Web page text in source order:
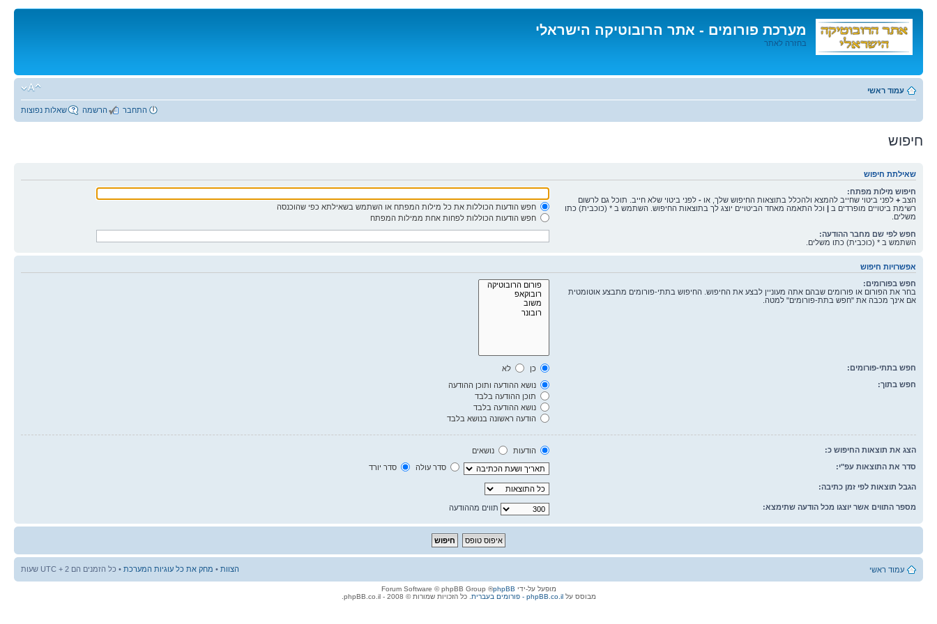
מערכת פורומים - אתר הרובוטיקה הישראלי
בחזרה לאתר
לתוכן
עמוד ראשי
שאלות נפוצות הרשמה התחבר
חיפוש
שאילתת חיפוש
חיפוש מילות מפתח:
הצב + לפני ביטוי שחייב להמצא ולהכלל בתוצאות החיפוש שלך, או - לפני ביטוי שלא חייב. תוכל גם לרשום
רשימת ביטויים מופרדים ב | וכל התאמה מאחד הביטויים יוצג לך בתוצאות החיפוש. השתמש ב * (כוכבית) כתו
משלים.
חפש הודעות הכוללות את כל מילות המפתח או השתמש בשאילתא כפי שהוכנסה
חפש הודעות הכוללות לפחות אחת ממילות המפתח
חפש לפי שם מחבר ההודעה:
השתמש ב * (כוכבית) כתו משלים.
אפשרויות חיפוש
חפש בפורומים:
בחר את הפורום או פורומים שבהם אתה מעוניין לבצע את החיפוש. החיפוש בתתי-פורומים מתבצע אוטומטית
אם אינך מכבה את "חפש בתת-פורומים" למטה.
חפש בתתי-פורומים: כן
לא
חפש בתוך:
נושא ההודעה ותוכן ההודעה
תוכן ההודעה בלבד
נושא ההודעה בלבד
הודעה ראשונה בנושא בלבד
הצג את תוצאות החיפוש כ: הודעות
נושאים
סדר את התוצאות עפ"י:
סדר עולה סדר יורד
הגבל תוצאות לפי זמן כתיבה:
מספר התווים אשר יוצגו מכל הודעה שתימצא: תווים מההודעה
עמוד ראשי הצוות • מחק את כל עוגיות המערכת • כל הזמנים הם UTC + 2 שעות
מופעל על-ידי phpBB
® Forum Software © phpBB Group
מבוסס עלphpBB.co.il - פורומים בעברית . כל הזכויות שמורות © 2008 - phpBB.co.il.